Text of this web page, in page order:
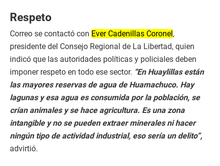
Respeto
Correo se contactó con Ever Cadenillas Coronel ,
presidente del Consejo Regional de La Libertad, quien
indicó que las autoridades políticas y policiales deben
imponer respeto en todo ese sector. “En Huaylillas están
las mayores reservas de agua de Huamachuco. Hay
lagunas y esa agua es consumida por la población, se
crían animales y se hace agricultura. Es una zona
intangible y no se pueden extraer minerales ni hacer
ningún tipo de actividad industrial, eso sería un delito”,
advirtió.